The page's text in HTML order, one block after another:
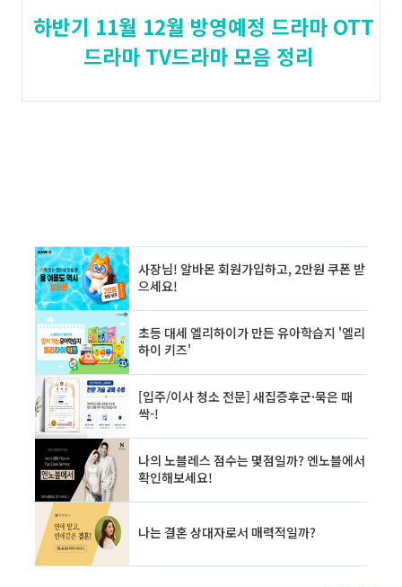
하반기 11월 12월 방영예정 드라마 OTT
드라마 TV드라마 모음 정리